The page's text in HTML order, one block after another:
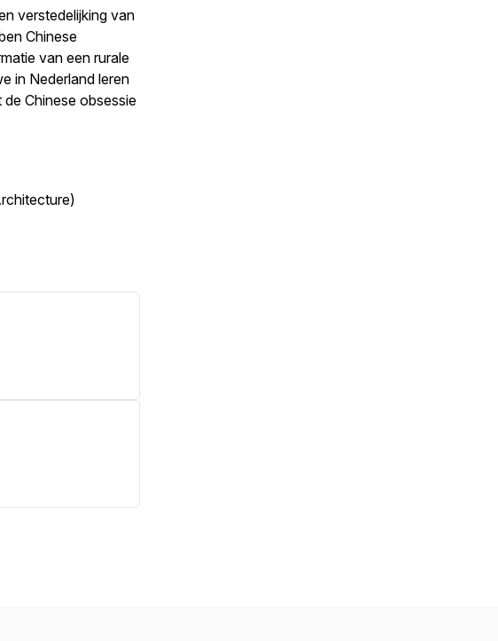
verstedelijking van
Chinese
van een rurale
in Nederland leren
Chinese obsessie